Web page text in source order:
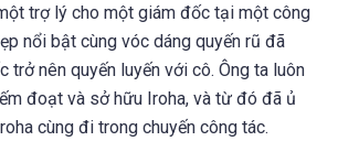
trợ lý cho một giám đốc tại một công
nổi bật cùng vóc dáng quyến rũ đã
trở nên quyến luyến với cô. Ông ta luôn
đoạt và sở hữu Iroha, và từ đó đã ủ
cùng đi trong chuyến công tác.